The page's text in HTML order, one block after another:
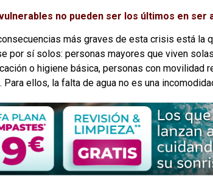
no pueden ser los últimos en ser
más graves de esta crisis está la
por sí solos: personas mayores que viven
o higiene básica, personas con movilidad
Para ellos, la falta de agua no es una